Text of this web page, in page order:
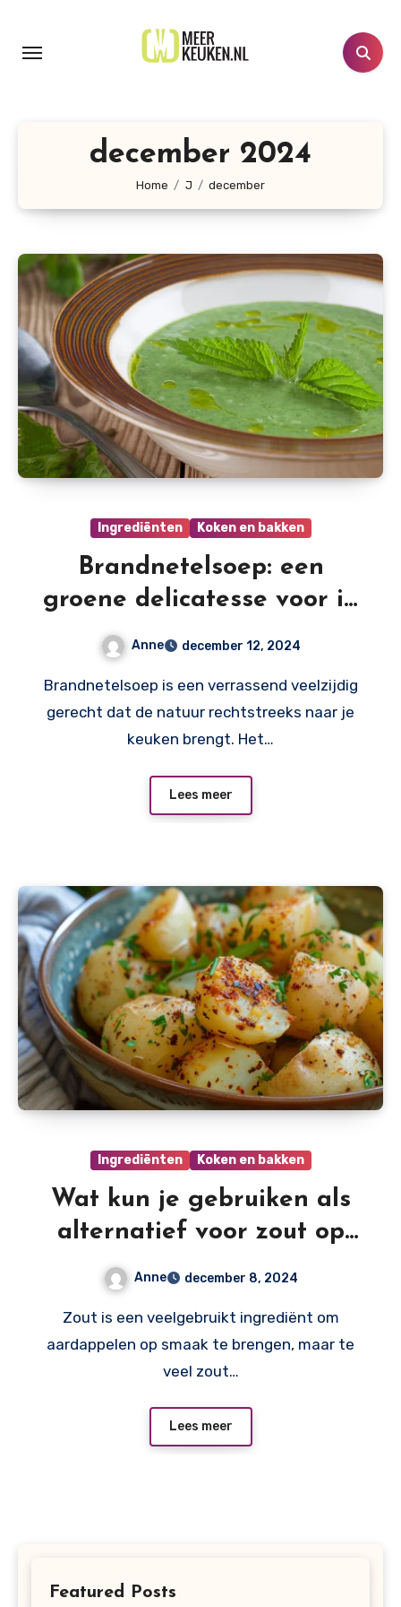
inhoud
december 2024
Home J december
Ingrediënten Koken en bakken
Brandnetelsoep: een
groene delicatesse voor in
Anne december 12, 2024
Brandnetelsoep is een verrassend veelzijdig
gerecht dat de natuur rechtstreeks naar je
keuken brengt. Het…
Lees meer
Ingrediënten Koken en bakken
Wat kun je gebruiken als
alternatief voor zout op
aardappelen?
Anne december 8, 2024
Zout is een veelgebruikt ingrediënt om
aardappelen op smaak te brengen, maar te
veel zout…
Lees meer
Featured Posts